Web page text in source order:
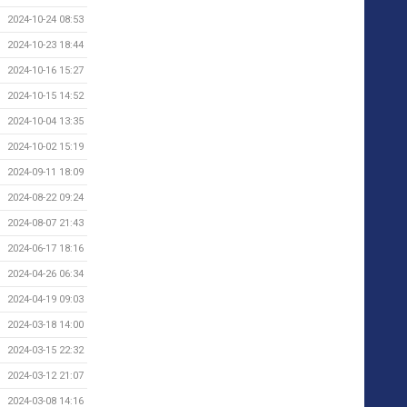
2024-10-24 08:53
2024-10-23 18:44
2024-10-16 15:27
2024-10-15 14:52
2024-10-04 13:35
2024-10-02 15:19
2024-09-11 18:09
2024-08-22 09:24
2024-08-07 21:43
2024-06-17 18:16
2024-04-26 06:34
2024-04-19 09:03
2024-03-18 14:00
2024-03-15 22:32
2024-03-12 21:07
2024-03-08 14:16